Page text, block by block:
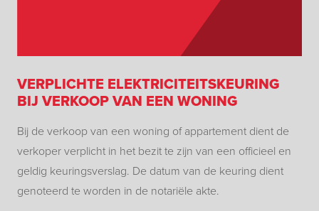
VERPLICHTE ELEKTRICITEITSKEURING
BIJ VERKOOP VAN EEN WONING
Bij de verkoop van een woning of appartement dient de
verkoper verplicht in het bezit te zijn van een officieel en
geldig keuringsverslag. De datum van de keuring dient
genoteerd te worden in de notariële akte.